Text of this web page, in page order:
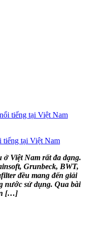
tiếng tại Việt Nam
Việt Nam rất đa dạng.
Grunbeck, BWT,
đều mang đến giải
nước sử dụng. Qua bài
[…]